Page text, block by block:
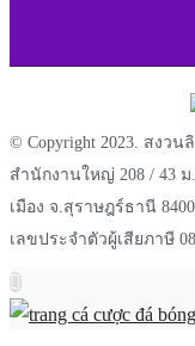
© Copyright 2023. สงว
สำนักงานใหญ่ 208 / 43
เมือง จ.สุราษฎร์ธานี
เลขประจำตัวผู้เสียภาษี